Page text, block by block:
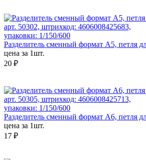
арт. 50302, штрихкод: 4606008425683,
упаковки: 1/150/600
Разделитель сменный формат А5, петля
цена за 1шт.
20 ₽
арт. 50305, штрихкод: 4606008425713,
упаковки: 1/150/600
Разделитель сменный формат А6, петля
цена за 1шт.
17 ₽